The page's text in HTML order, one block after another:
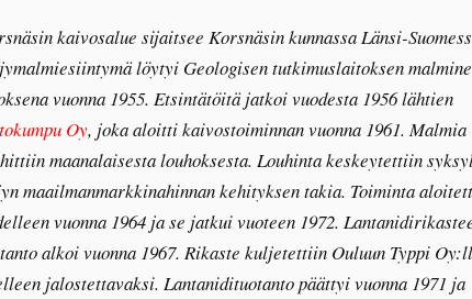
kaivosalue sijaitsee Korsnäsin kunnassa Länsi-
löytyi Geologisen tutkimuslaitoksen
vuonna 1955. Etsintätöitä jatkoi vuodesta 1956 lähtien
Oy, joka aloitti kaivostoiminnan vuonna 1961. Malmia
maanalaisesta louhoksesta. Louhinta keskeytettiin
maailmanmarkkinahinnan kehityksen takia. Toiminta
vuonna 1964 ja se jatkui vuoteen 1972.
alkoi vuonna 1967. Rikaste kuljetettiin Ouluun Typpi
jalostettavaksi. Lantanidituotanto päättyi vuonna 1971 ja